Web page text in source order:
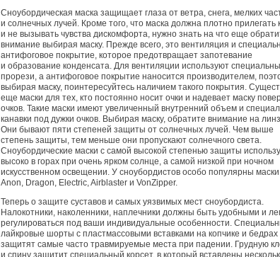
Сноубордическая маска защищает глаза от ветра, снега, мелких
и солнечных лучей. Кроме того, что маска должна плотно прилегать
и не вызывать чувства дискомфорта, нужно знать на что еще
внимание выбирая маску. Прежде всего, это вентиляция и
антифоговое покрытие, которое предотвращает запотевание
и образование конденсата. Для вентиляции используют
прорези, а антифоговое покрытие наносится производителем,
выбирая маску, поинтересуйтесь наличием такого покрытия.
еще маски для тех, кто постоянно носит очки и надевает маску
очков. Такие маски имеют увеличенный внутренний объем и
канавки под дужки очков. Выбирая маску, обратите внимание на
Они бывают пяти степеней защиты от солнечных лучей. Чем выше
степень защиты, тем меньше они пропускают солнечного света.
Сноубордические маски с самой высокой степенью защиты
высоко в горах при очень ярком солнце, а самой низкой при ночном
искусственном освещении. У сноубордистов особо популярны маски
Anon, Dragon, Electric, Airblaster и VonZipper.
Теперь о защите суставов и самых уязвимых мест сноубордиста.
Налокотники, наколенники, наплечники должны быть удобными и
регулироваться под ваши индивидуальные особенности.
лайкровые шорты с пластмассовыми вставками на копчике и бедрах
защитят самые часто травмируемые места при падении. Грудную